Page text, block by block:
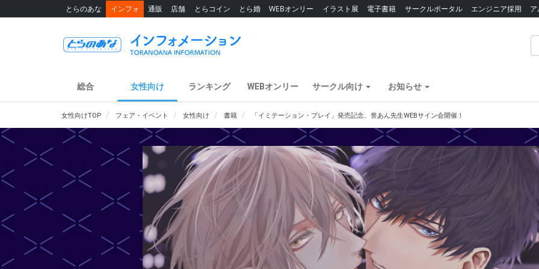
とらのあな インフォ 通販 店舗 とらコイン とら婚 WEBオンリー イラスト展 電子書籍 サークルポータル エンジニア採用
総合 女性向け ランキング WEBオンリー サークル向け お知らせ
女性向けTOP フェア・イベント 女性向け 書籍 「イミテーション・プレイ」発売記念、誉あん先生WEBサイン会開催！